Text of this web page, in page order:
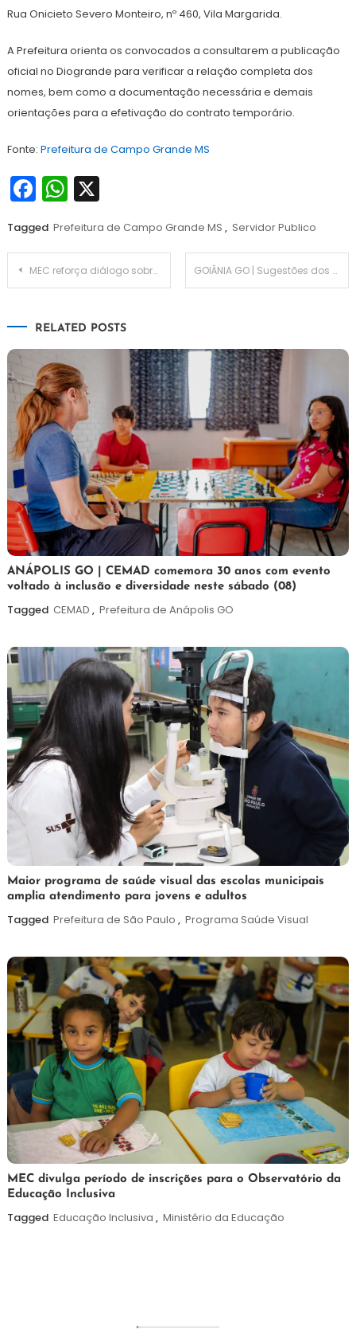
Rua Onicieto Severo Monteiro, nº 460, Vila Margarida.
A Prefeitura orienta os convocados a consultarem a publicação
oficial no Diogrande para verificar a relação completa dos
nomes, bem como a documentação necessária e demais
orientações para a efetivação do contrato temporário.
Fonte: Prefeitura de Campo Grande MS
Facebook
WhatsApp
X
Tagged Prefeitura de Campo Grande MS , Servidor Publico
Navegação
MEC reforça diálogo sobre PNE em Mato Grosso do Sul GOIÂNIA GO | Sugestões dos alunos orientam melhorias em escolas do Programa Cidade para Crianças
RELATED POSTS
7
de
agosto
Maurilio
ANÁPOLIS GO | CEMAD comemora 30 anos com evento
voltado à inclusão e diversidade neste sábado (08)
Tagged CEMAD , Prefeitura de Anápolis GO
7
de
agosto
Maurilio
Maior programa de saúde visual das escolas municipais
amplia atendimento para jovens e adultos
Tagged Prefeitura de São Paulo , Programa Saúde Visual
7
de
agosto
Maurilio
MEC divulga período de inscrições para o Observatório da
Educação Inclusiva
Tagged Educação Inclusiva , Ministério da Educação